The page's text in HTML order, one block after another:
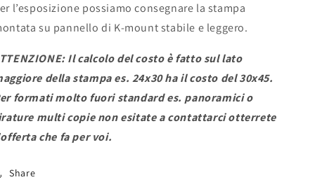
l’esposizione possiamo consegnare la stampa
su pannello di K-mount stabile e leggero.
Il calcolo del costo è fatto sul lato
della stampa es. 24x30 ha il costo del 30x45.
formati molto fuori standard es. panoramici o
multi copie non esitate a contattarci otterrete
che fa per voi.
Share